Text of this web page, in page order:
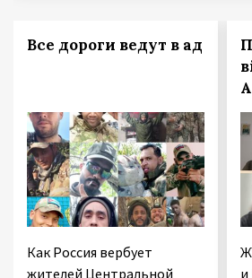
Все дороги ведут в ад
Как Россия вербует
жителей Центральной
и